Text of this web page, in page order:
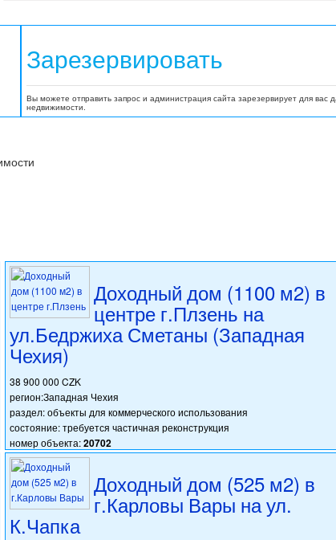
Зарезервировать
Вы можете отправить запрос и администрация сайта зарезервирует для вас
недвижимости.
Доходный дом (1100 м2) в
центре г.Плзень на
ул.Бедржиха Сметаны (Западная
Чехия)
38 900 000 CZK
регион:Западная Чехия
раздел: объекты для коммерческого использования
состояние: требуется частичная реконструкция
номер объекта:20702
Доходный дом (525 м2) в
г.Карловы Вары на ул.
К.Чапка